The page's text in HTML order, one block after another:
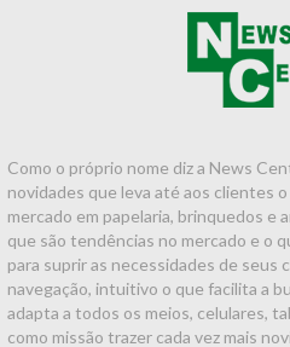
Como o próprio nome diz a News
novidades que leva até aos clientes
mercado em papelaria, brinquedos e
que são tendências no mercado e o
para suprir as necessidades de seus
navegação, intuitivo o que facilita a
adapta a todos os meios, celulares,
como missão trazer cada vez mais